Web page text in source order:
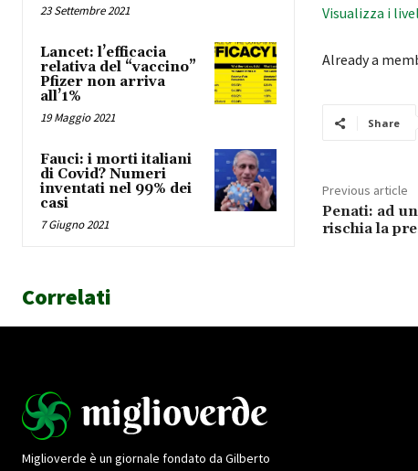
23 Settembre 2021
Lancet: l’efficacia
relativa del “vaccino”
Pfizer non arriva
all’1%
19 Maggio 2021
Fauci: i morti italiani
di Covid? Numeri
inventati nel 99% dei
casi
7 Giugno 2021
Visualizza i
Already a
Share
Previous article
Penati: ad
rischia la
Correlati
Miglioverde è un giornale fondato da Gilberto